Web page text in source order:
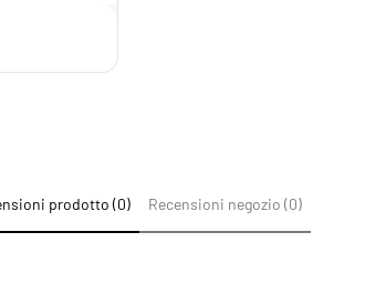
il
prodotto (0) Recensioni negozio (0)